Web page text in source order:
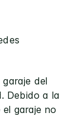
del
Debido a la
el garaje no